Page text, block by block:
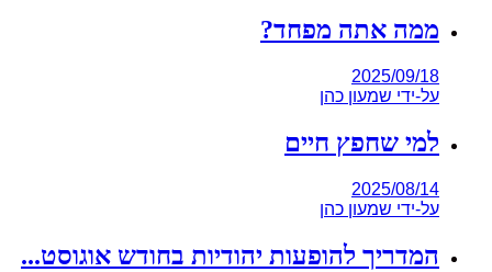
ממה אתה מפחד?
2025/09/18
על-ידי שמעון כהן
למי שחפץ חיים
2025/08/14
על-ידי שמעון כהן
המדריך להופעות יהודיות בחודש אוגוסט...